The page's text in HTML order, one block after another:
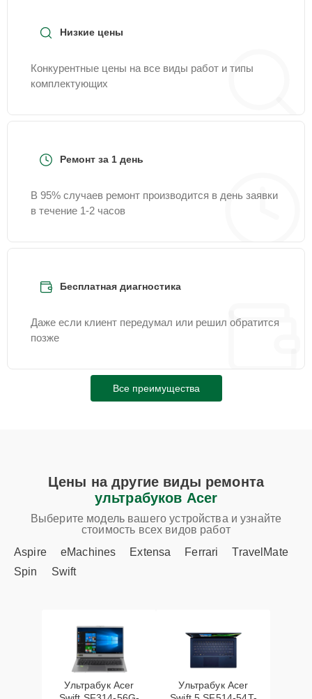
Низкие цены
Конкурентные цены на все виды работ и типы
комплектующих
Ремонт за 1 день
В 95% случаев ремонт производится в день заявки
в течение 1-2 часов
Бесплатная диагностика
Даже если клиент передумал или решил обратится
позже
Все преимущества
Цены на другие виды ремонта
ультрабуков Acer
Выберите модель вашего устройства и узнайте
стоимость всех видов работ
Aspire
eMachines Extensa Ferrari
TravelMate
Spin
Swift
Ультрабук Acer
Ультрабук Acer